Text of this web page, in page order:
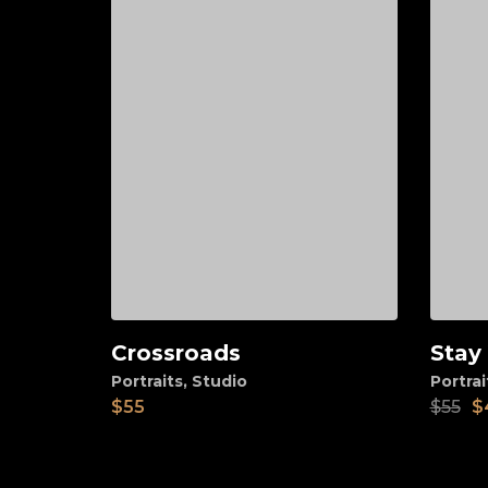
Add to cart
Crossroads
Portraits, Studio
$55
Stay
$55 $